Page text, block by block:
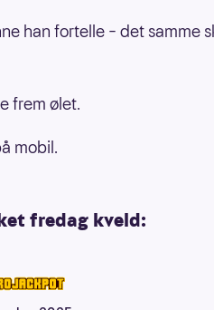
han fortelle – det samme
frem ølet.
mobil.
fredag kveld: